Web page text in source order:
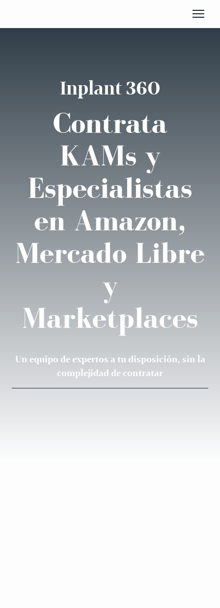
Inplant 360
Contrata
KAMs y
Especialistas
en Amazon,
Mercado Libre
y
Marketplaces
Un equipo de expertos a tu disposición, sin la
complejidad de contratar